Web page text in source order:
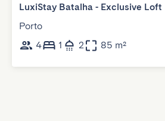
LuxiStay Batalha - Exclusive Loft
Porto
4
1 2 85 m²